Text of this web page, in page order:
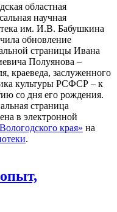
областная
научная
им. И.В. Бабушкина
обновление
страницы Ивана
Полуянова –
краеведа, заслуженного
культуры РСФСР – к
со дня его рождения.
страница
в электронной
края» на
.